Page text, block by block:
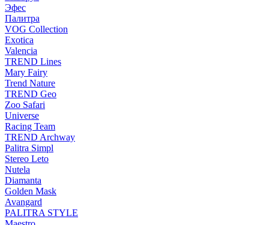
Эфес
Палитра
VOG Collection
Exotica
Valencia
TREND Lines
Mary Fairy
Trend Nature
TREND Geo
Zoo Safari
Universe
Racing Team
TREND Archway
Palitra Simpl
Stereo Leto
Nutela
Diamanta
Golden Mask
Avangard
PALITRA STYLE